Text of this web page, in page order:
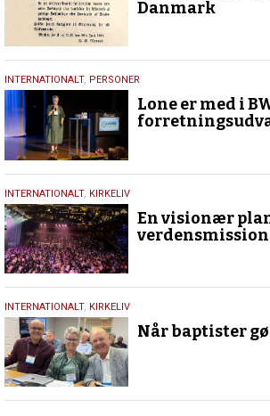
2025
Danmark
28.
juli
2025
INTERNATIONALT, PERSONER
Lone er med i
26.
juli
2025
INTERNATIONALT, KIRKELIV
En visionær
verdensmission
6.
marts
2024
INTERNATIONALT, KIRKELIV
Når baptister